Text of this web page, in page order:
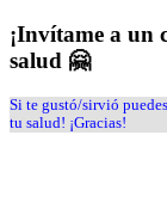
¡Invítame a un
salud 🤗
Si te gustó/sirvió
tu salud! ¡Gracias!